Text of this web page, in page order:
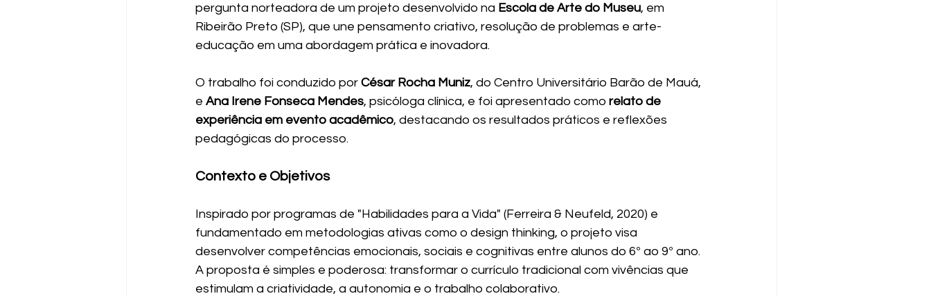
pergunta norteadora de um projeto desenvolvido na Escola de Arte do Museu, em
Ribeirão Preto (SP), que une pensamento criativo, resolução de problemas e arte-
educação em uma abordagem prática e inovadora.
O trabalho foi conduzido por César Rocha Muniz, do Centro Universitário Barão de Mauá,
e Ana Irene Fonseca Mendes, psicóloga clínica, e foi apresentado como relato de
experiência em evento acadêmico, destacando os resultados práticos e reflexões
pedagógicas do processo.
Contexto e Objetivos
Inspirado por programas de "Habilidades para a Vida" (Ferreira & Neufeld, 2020) e
fundamentado em metodologias ativas como o design thinking, o projeto visa
desenvolver competências emocionais, sociais e cognitivas entre alunos do 6º ao 9º ano.
A proposta é simples e poderosa: transformar o currículo tradicional com vivências que
estimulam a criatividade, a autonomia e o trabalho colaborativo.